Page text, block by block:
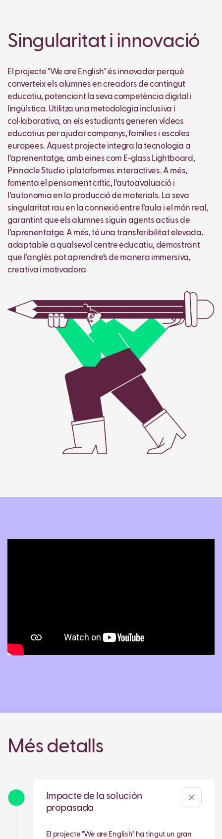
Singularitat i innovació
El projecte "We are English" és innovador perquè
converteix els alumnes en creadors de contingut
educatiu, potenciant la seva competència digital i
lingüística. Utilitza una metodologia inclusiva i
col·laborativa, on els estudiants generen vídeos
educatius per ajudar companys, famílies i escoles
europees. Aquest projecte integra la tecnologia a
l’aprenentatge, amb eines com E-glass Lightboard,
Pinnacle Studio i plataformes interactives. A més,
fomenta el pensament crític, l’autoavaluació i
l’autonomia en la producció de materials. La seva
singularitat rau en la connexió entre l’aula i el món real,
garantint que els alumnes siguin agents actius de
l’aprenentatge. A més, té una transferibilitat elevada,
adaptable a qualsevol centre educatiu, demostrant
que l’anglès pot aprendre’s de manera immersiva,
creativa i motivadora
Més detalls
Impacte de la solución
propasada
El projecte "We are English" ha tingut un gran